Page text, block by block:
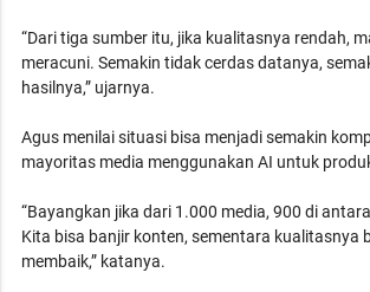
“Dari tiga sumber itu, jika kualitasnya rendah,
meracuni. Semakin tidak cerdas datanya,
hasilnya,” ujarnya.
Agus menilai situasi bisa menjadi semakin
mayoritas media menggunakan AI untuk
“Bayangkan jika dari 1.000 media, 900 di
Kita bisa banjir konten, sementara kualitasnya
membaik,” katanya.